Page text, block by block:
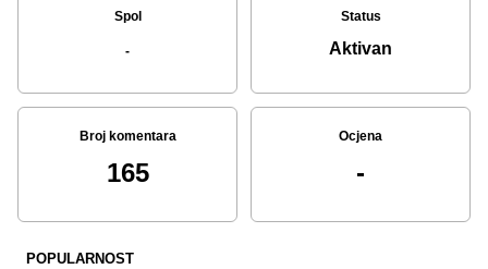
Spol
-
Status
Aktivan
Broj komentara
165
Ocjena
-
POPULARNOST